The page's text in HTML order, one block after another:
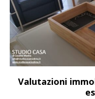
Valutazioni